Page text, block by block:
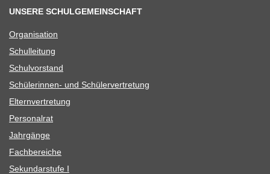
UNSERE SCHULGEMEINSCHAFT
Orga­ni­sa­tion
Schul­lei­tung
Schul­vor­stand
Schü­le­rin­nen- und Schülervertretung
Eltern­ver­tre­tung
Per­so­nal­rat
Jahr­gänge
Fach­be­rei­che
Sekun­dar­stufe I